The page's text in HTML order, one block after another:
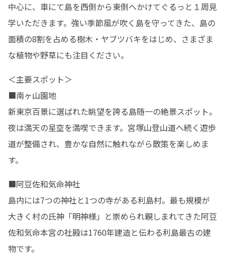
中心に、車にて島を西側から東側へかけてぐるっと１周見
学いただきます。強い季節風が吹く島を守ってきた、島の
面積の8割を占める樹木・ヤブツバキをはじめ、さまざま
な植物や野草にも注目ください。
＜主要スポット＞
■南ヶ山園地
新東京百景に選ばれた眺望を誇る島随一の絶景スポット。
夜は満天の星空を満喫できます。宮塚山登山道へ続く遊歩
道が整備され、豊かな自然に触れながら散策を楽しめま
す。
■阿豆佐和気命神社
島内には7つの神社と1つの寺がある利島村。最も規模が
大きく村の氏神「明神様」と崇められ親しまれてきた阿豆
佐和気命本宮の社殿は1760年建造と伝わる利島最古の建
物です。